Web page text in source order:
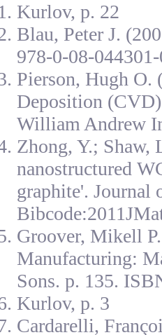
Kurlov, p. 22
Blau, Peter J.
978-0-08-
Pierson, Hugh O.
Deposition
William Andrew
Zhong, Y.; Shaw,
nanostructured
graphite'. Journal
Groover, Mikell
Manufacturing:
Sons. p. 135.
Kurlov, p. 3
Cardarelli,